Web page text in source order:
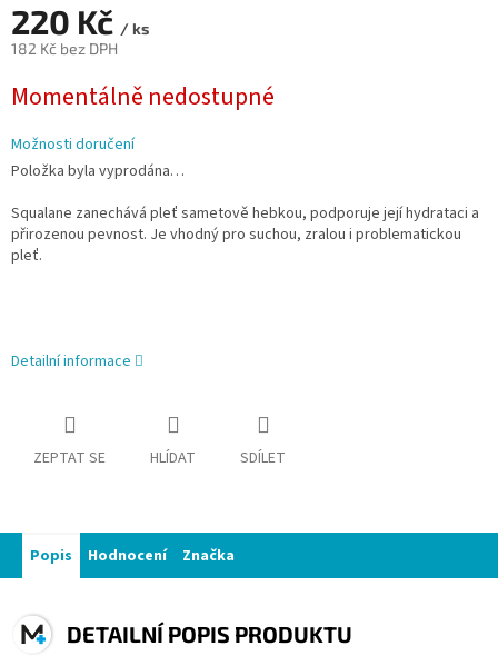
220 Kč / ks
182 Kč bez DPH
cena:
Momentálně nedostupné
Možnosti doručení
Položka byla vyprodána…
Squalane zanechává pleť sametově hebkou, podporuje její hydrataci a
přirozenou pevnost. Je vhodný pro suchou, zralou i problematickou
pleť.
Detailní informace
ZEPTAT SE HLÍDAT SDÍLET
Popis Hodnocení Značka
DETAILNÍ POPIS PRODUKTU